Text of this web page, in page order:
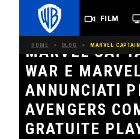
FILM
HOME > BLOG > MARVEL
MARVEL
WAR E
ANNUNCIATI
AVENGERS
GRATUITE